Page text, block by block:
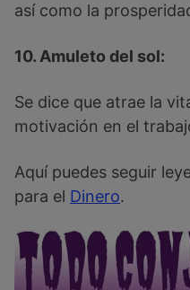
así como la
10. Amuleto del sol:
Se dice que atrae la
motivación en el
Aquí puedes seguir
para el Dinero.